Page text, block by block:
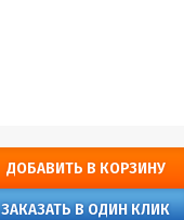
ДОБАВИТЬ В КОРЗИНУ
ЗАКАЗАТЬ В ОДИН КЛИК